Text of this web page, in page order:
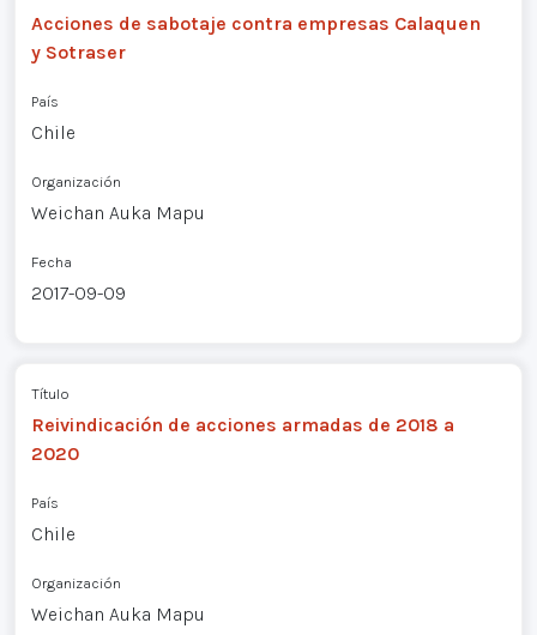
Acciones de sabotaje contra empresas Calaquen
y Sotraser
País
Chile
Organización
Weichan Auka Mapu
Fecha
2017-09-09
Título
Reivindicación de acciones armadas de 2018 a
2020
País
Chile
Organización
Weichan Auka Mapu